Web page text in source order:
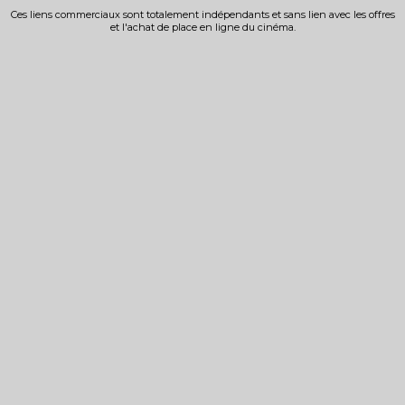
Ces liens commerciaux sont totalement indépendants et sans lien avec les offres
et l'achat de place en ligne du cinéma.